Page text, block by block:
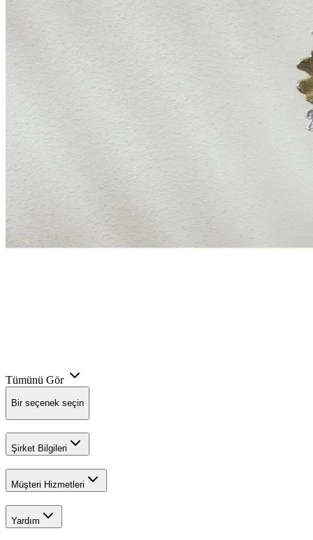
Tümünü Gör
Bir seçenek seçin
Şirket Bilgileri
Müşteri Hizmetleri
Yardım